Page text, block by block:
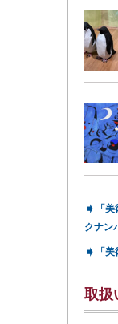
➧
「
クナン
➧ 「
取扱